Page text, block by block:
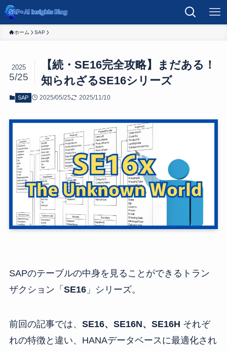
ホーム SAP
【続・SE16完全攻略】まだある！
知られざるSE16シリーズ
2025
5/25
SAP 2025/05/25 2025/11/10
SAPのテーブルの中身を見ることができるトラン
ザクション「 SE16」シリーズ。
前回の記事では、 SE16、SE16N、SE16H それぞ
れの特徴と違い、HANAデータベースに最適化され